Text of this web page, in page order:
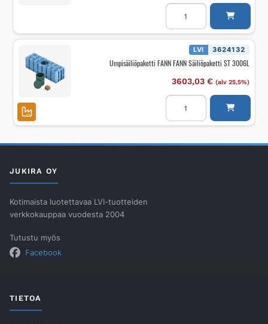
Lokasäiliö
lujitemuovia
Labko
LOKA
10000
määrä
LVI 3624132
Umpisäiliöpaketti FANN FANN Säiliöpaketti ST 3006L
3603,03 € (alv 25,5%)
Umpisäiliöpaketti
FANN
Säiliöpaketti
määrä
JUKIRA OY
Kotimaista luotettavaa LVI-tuotteiden
verkkokauppaa vuodesta 2004
Tutustu myös
Facebook
TIETOA